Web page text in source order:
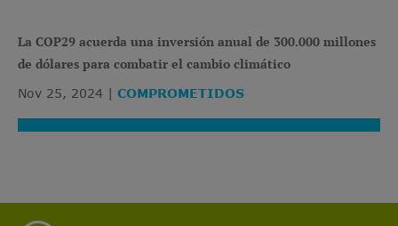
La COP29 acuerda una inversión anual de 300.000 millones
de dólares para combatir el cambio climático
Nov 25, 2024 COMPROMETIDOS